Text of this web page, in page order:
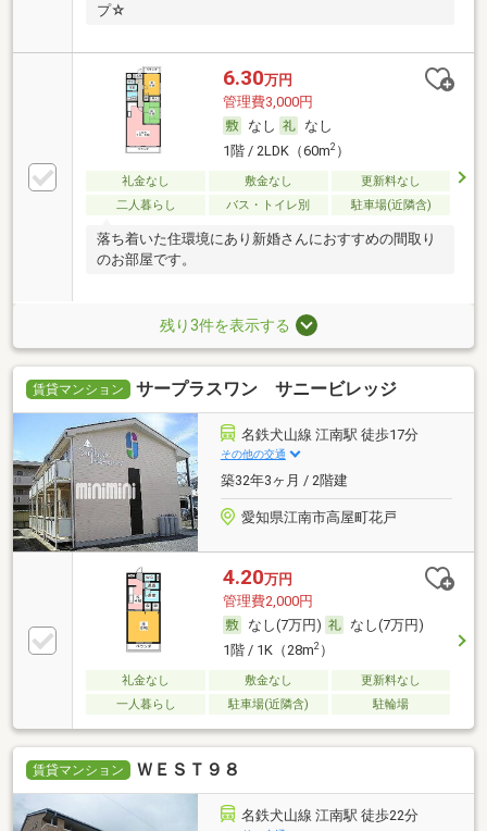
プ☆
6.30万円
管理費3,000円
なし
なし
1階 / 2LDK（60m2）
礼金なし 敷金なし
更新料なし
二人暮らし
バス・トイレ別 駐車場(近隣含)
落ち着いた住環境にあり新婚さんにおすすめの間取り
のお部屋です。
残り3件を表示する
賃貸マンション サープラスワン サニービレッジ
名鉄犬山線 江南駅 徒歩17分
その他の交通
築32年3ヶ月 / 2階建
愛知県江南市高屋町花戸
4.20万円
管理費2,000円
なし(7万円)
なし(7万円)
1階 / 1K（28m2）
礼金なし 敷金なし
更新料なし
一人暮らし
駐車場(近隣含) 駐輪場
賃貸マンション ＷＥＳＴ９８
名鉄犬山線 江南駅 徒歩22分